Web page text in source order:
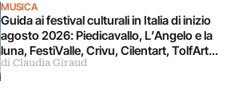
MUSICA
Guida ai festival culturali in Italia di inizio
agosto 2026: Piedicavallo, L’Angelo e la
luna, FestiValle, Crivu, Cilentart, TolfArte,
Pietrasanta è Ceramica
di Claudia Giraud